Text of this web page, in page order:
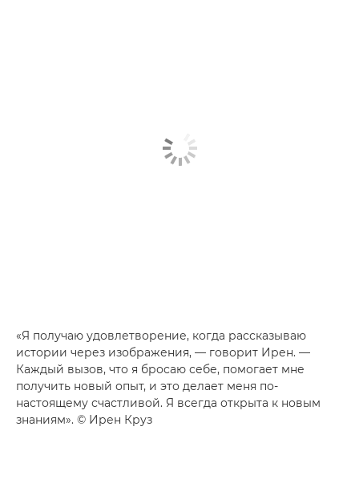
«Я получаю удовлетворение, когда рассказываю
истории через изображения, — говорит Ирен. —
Каждый вызов, что я бросаю себе, помогает мне
получить новый опыт, и это делает меня по-
настоящему счастливой. Я всегда открыта к новым
знаниям». © Ирен Круз